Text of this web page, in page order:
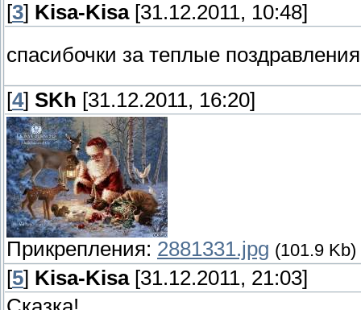
[3] Kisa-Kisa[31.12.2011, 10:48]
спасибочки за теплые
[4] SKh [31.12.2011, 16:20]
Прикрепления: 2881331.jpg (101.9 Kb)
[5] Kisa-Kisa[31.12.2011, 21:03]